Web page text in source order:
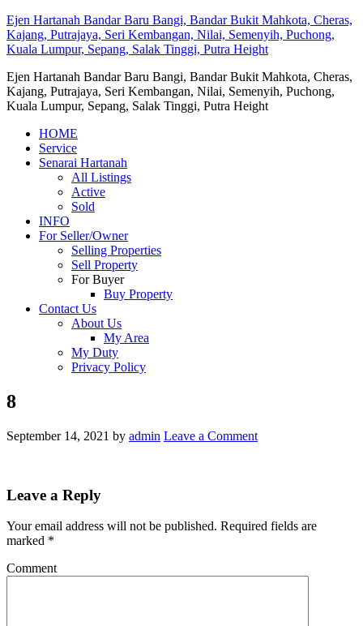
Ejen Hartanah Bandar Baru Bangi, Bandar Bukit Mahkota, Cheras,
Kajang, Putrajaya, Seri Kembangan, Nilai, Semenyih, Puchong,
Kuala Lumpur, Sepang, Salak Tinggi, Putra Height
Ejen Hartanah Bandar Baru Bangi, Bandar Bukit Mahkota, Cheras,
Kajang, Putrajaya, Seri Kembangan, Nilai, Semenyih, Puchong,
Kuala Lumpur, Sepang, Salak Tinggi, Putra Height
HOME
Service
Senarai Hartanah
All Listings
Active
Sold
INFO
For Seller/Owner
Selling Properties
Sell Property
For Buyer
Buy Property
Contact Us
About Us
My Area
My Duty
Privacy Policy
8
September 14, 2021 by admin Leave a Comment
Leave a Reply
Your email address will not be published. Required fields are
marked *
Comment